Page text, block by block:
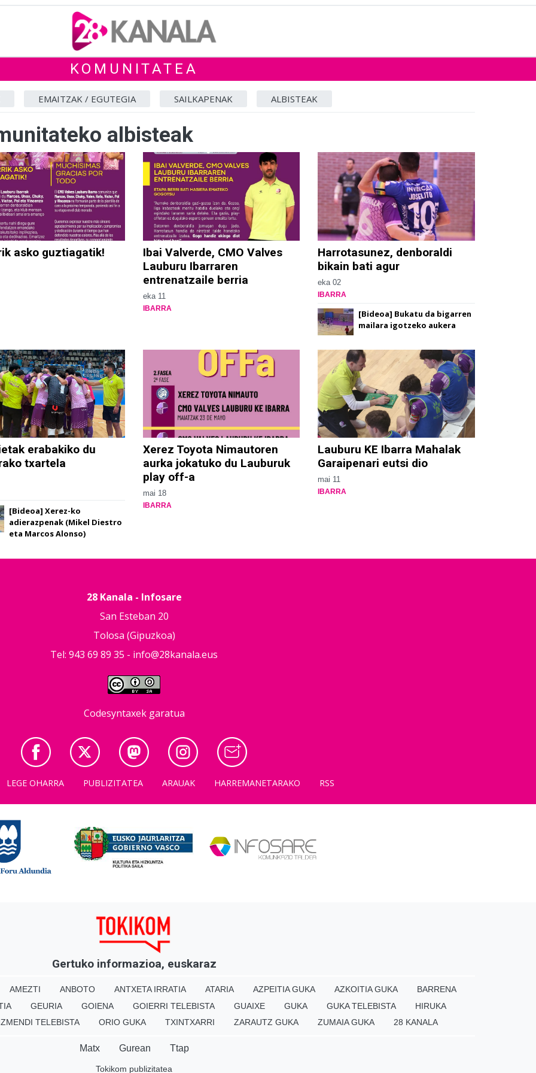
KOMUNITATEA
EMAITZAK / EGUTEGIA SAILKAPENAK ALBISTEAK
albisteak
asko guztiagatik!
Ibai Valverde, CMO Valves
Lauburu Ibarraren
entrenatzaile berria
eka 11
IBARRA
Harrotasunez, denboraldi
bikain bati agur
eka 02
IBARRA
[Bideoa] Bukatu da bigarren
mailara igotzeko aukera
erabakiko du
txartela
[Bideoa] Xerez-ko
adierazpenak (Mikel Diestro
eta Marcos Alonso)
Xerez Toyota Nimautoren
aurka jokatuko du Lauburuk
play off-a
mai 18
IBARRA
Lauburu KE Ibarra Mahalak
Garaipenari eutsi dio
mai 11
IBARRA
28 Kanala - Infosare
San Esteban 20
Tolosa (Gipuzkoa)
Tel: 943 69 89 35 - info@28kanala.eus
Codesyntaxek garatua
LEGE OHARRA PUBLIZITATEA ARAUAK HARREMANETARAKO RSS
Gertuko informazioa, euskaraz
AMEZTI ANBOTO ANTXETA IRRATIA ATARIA AZPEITIA GUKA AZKOITIA GUKA
BARRENA
GEURIA GOIENA GOIERRI TELEBISTA GUAIXE GUKA GUKA TELEBISTA
HIRUKA
TELEBISTA ORIO GUKA TXINTXARRI ZARAUTZ GUKA ZUMAIA GUKA 28 KANALA
Matx Gurean Ttap
Tokikom publizitatea